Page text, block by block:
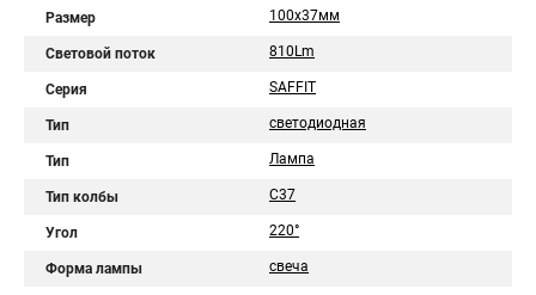
Размер 100х37мм
Световой поток 810Lm
Серия SAFFIT
Тип светодиодная
Тип Лампа
Тип колбы C37
Угол 220°
Форма лампы свеча